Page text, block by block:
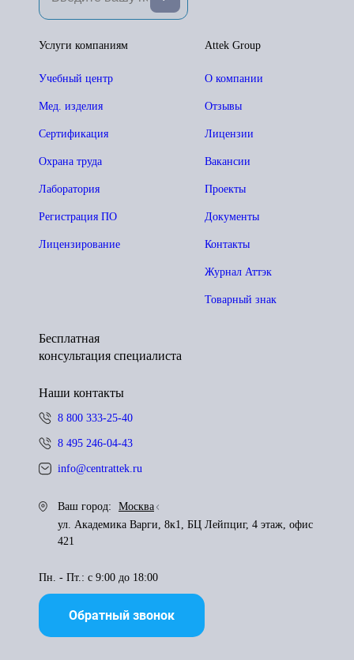
Attek Group
О компании
Отзывы
Лицензии
Вакансии
Проекты
Документы
Контакты
Журнал Аттэк
Товарный знак
Услуги компаниям
Учебный центр
Мед. изделия
Сертификация
Охрана труда
Лаборатория
Регистрация ПО
Лицензирование
Бесплатная
консультация специалиста
Наши контакты
8 800 333-25-40
8 495 246-04-43
info@centrattek.ru
Ваш город:
Москва
ул. Академика Варги, 8к1, БЦ Лейпциг, 4 этаж, офис
421
Пн. - Пт.: с 9:00 до 18:00
Обратный звонок